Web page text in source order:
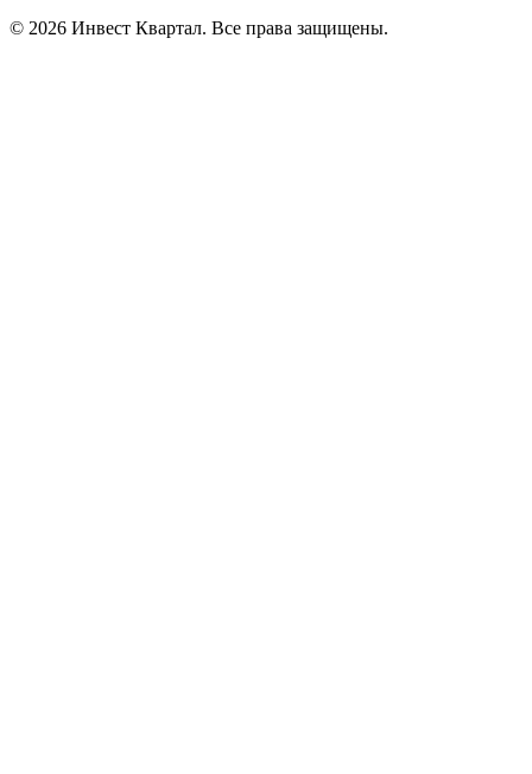
© 2026 Инвест Квартал. Все права защищены.